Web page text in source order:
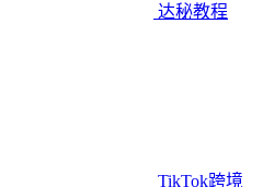
达秘教程
TikTok跨境